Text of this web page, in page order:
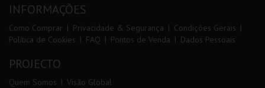
INFORMAÇÕES
Como Comprar Privacidade & Segurança
Condições Gerais
Política de Cookies
FAQ Pontos de Venda Dados Pessoais
PROJECTO
Quem Somos Visão Global